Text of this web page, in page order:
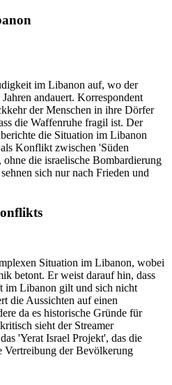
im Libanon auf, wo der
andauert. Korrespondent
der Menschen in ihre Dörfer
die Waffenruhe fragil ist. Der
die Situation im Libanon
Konflikt zwischen 'Süden
die israelische Bombardierung
sich nur nach Frieden und
Situation im Libanon, wobei
betont. Er weist darauf hin, dass
im Libanon gilt und sich nicht
die Aussichten auf einen
da es historische Gründe für
sieht der Streamer
'Yerat Israel Projekt', das die
der Bevölkerung